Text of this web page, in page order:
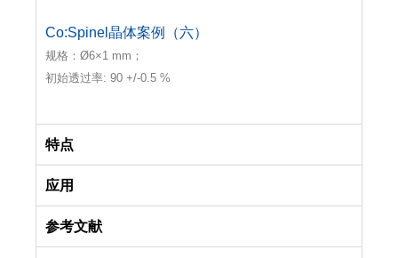
Co:Spinel晶体案例（六）
规格：Ø6×1 mm；
初始透过率: 90 +/-0.5 %
特点
应用
参考文献